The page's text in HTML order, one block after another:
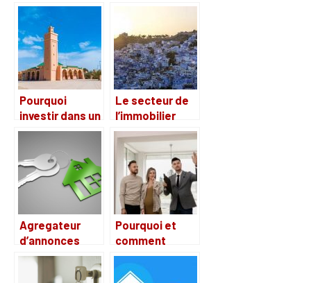
Pourquoi
investir dans un
Riad au Maroc ?
Le secteur de
l’immobilier
dans les pays
du Maghreb,
quels sont les
avantages
d’investir dans
ce secteur ?
Agregateur
d’annonces
immobilieres :
Pourquoi et
comment
choisir un agent
immobilier ?